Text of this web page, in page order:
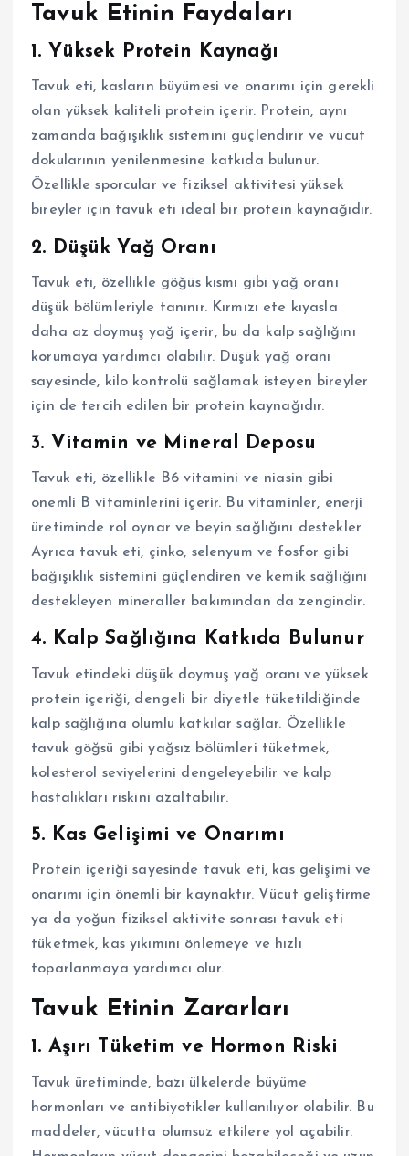
Tavuk Etinin Faydaları
1. Yüksek Protein Kaynağı
Tavuk eti, kasların büyümesi ve onarımı için gerekli
olan yüksek kaliteli protein içerir. Protein, aynı
zamanda bağışıklık sistemini güçlendirir ve vücut
dokularının yenilenmesine katkıda bulunur.
Özellikle sporcular ve fiziksel aktivitesi yüksek
bireyler için tavuk eti ideal bir protein kaynağıdır.
2. Düşük Yağ Oranı
Tavuk eti, özellikle göğüs kısmı gibi yağ oranı
düşük bölümleriyle tanınır. Kırmızı ete kıyasla
daha az doymuş yağ içerir, bu da kalp sağlığını
korumaya yardımcı olabilir. Düşük yağ oranı
sayesinde, kilo kontrolü sağlamak isteyen bireyler
için de tercih edilen bir protein kaynağıdır.
3. Vitamin ve Mineral Deposu
Tavuk eti, özellikle B6 vitamini ve niasin gibi
önemli B vitaminlerini içerir. Bu vitaminler, enerji
üretiminde rol oynar ve beyin sağlığını destekler.
Ayrıca tavuk eti, çinko, selenyum ve fosfor gibi
bağışıklık sistemini güçlendiren ve kemik sağlığını
destekleyen mineraller bakımından da zengindir.
4. Kalp Sağlığına Katkıda Bulunur
Tavuk etindeki düşük doymuş yağ oranı ve yüksek
protein içeriği, dengeli bir diyetle tüketildiğinde
kalp sağlığına olumlu katkılar sağlar. Özellikle
tavuk göğsü gibi yağsız bölümleri tüketmek,
kolesterol seviyelerini dengeleyebilir ve kalp
hastalıkları riskini azaltabilir.
5. Kas Gelişimi ve Onarımı
Protein içeriği sayesinde tavuk eti, kas gelişimi ve
onarımı için önemli bir kaynaktır. Vücut geliştirme
ya da yoğun fiziksel aktivite sonrası tavuk eti
tüketmek, kas yıkımını önlemeye ve hızlı
toparlanmaya yardımcı olur.
Tavuk Etinin Zararları
1. Aşırı Tüketim ve Hormon Riski
Tavuk üretiminde, bazı ülkelerde büyüme
hormonları ve antibiyotikler kullanılıyor olabilir. Bu
maddeler, vücutta olumsuz etkilere yol açabilir.